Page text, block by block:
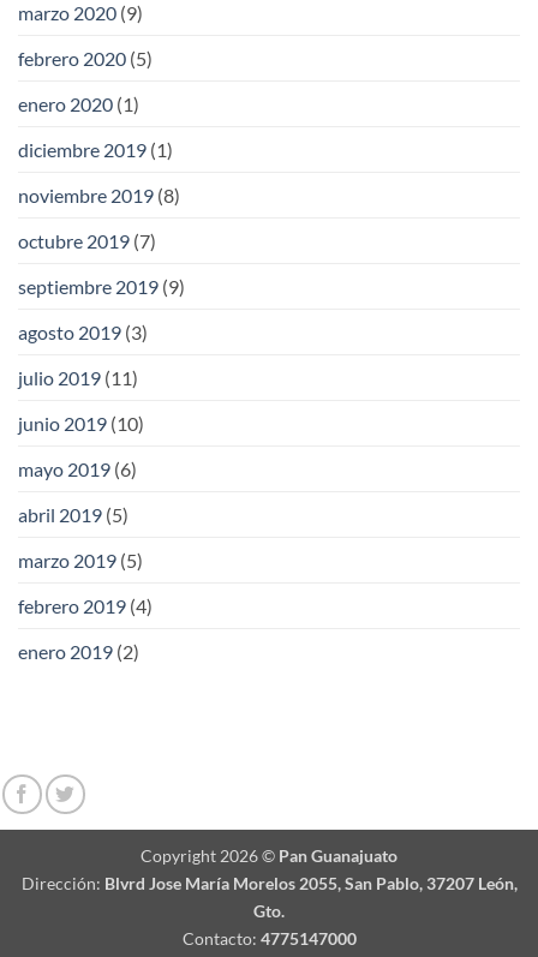
marzo 2020 (9)
febrero 2020 (5)
enero 2020 (1)
diciembre 2019 (1)
noviembre 2019 (8)
octubre 2019 (7)
septiembre 2019 (9)
agosto 2019 (3)
julio 2019 (11)
junio 2019 (10)
mayo 2019 (6)
abril 2019 (5)
marzo 2019 (5)
febrero 2019 (4)
enero 2019 (2)
Copyright 2026 © Pan Guanajuato
Dirección: Blvrd Jose María Morelos 2055, San Pablo, 37207 León,
Gto.
Contacto: 4775147000